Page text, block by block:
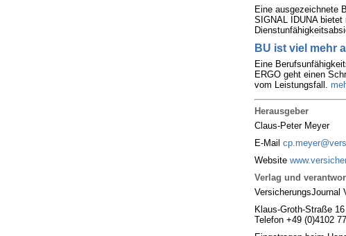
Eine ausgezeichnete
SIGNAL IDUNA
BU ist viel mehr
Eine
ERGO geht einen
vom Leistungsfall.
Herausgeber
Claus-Peter Meyer
E-Mail
Website
Verlag und
VersicherungsJournal
Klaus-Groth-Straße
Telefon +49 (0)4102